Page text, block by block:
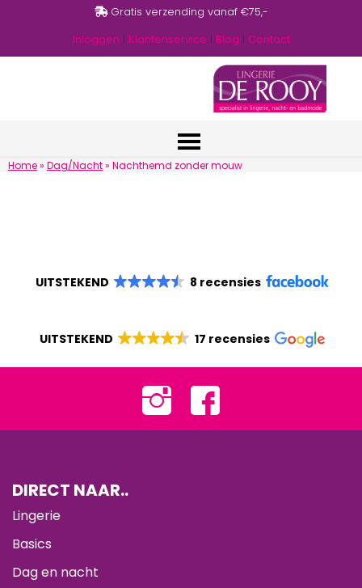
Gratis verzending vanaf €75,-
Inloggen | Klantenservice | Blog | Contact
Home» Dag/Nacht» Nachthemd zonder mouw
UITSTEKEND 8 recensies
UITSTEKEND 17 recensies
DIRECT NAAR..
Lingerie
Basics
Dag en nacht